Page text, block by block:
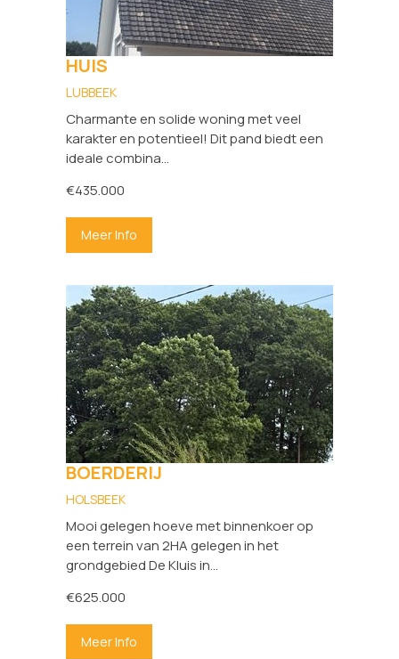
HUIS
LUBBEEK
Charmante en solide woning met veel
karakter en potentieel! Dit pand biedt een
ideale combina...
€435.000
Meer Info
BOERDERIJ
HOLSBEEK
Mooi gelegen hoeve met binnenkoer op
een terrein van 2HA gelegen in het
grondgebied De Kluis in...
€625.000
Meer Info